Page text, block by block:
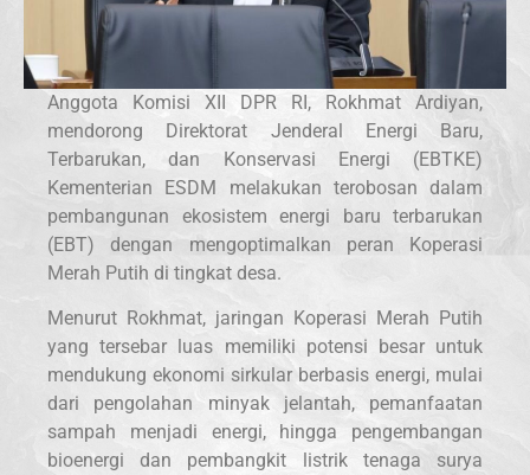
Anggota Komisi XII DPR RI, Rokhmat Ardiyan,
mendorong Direktorat Jenderal Energi Baru,
Terbarukan, dan Konservasi Energi (EBTKE)
Kementerian ESDM melakukan terobosan dalam
pembangunan ekosistem energi baru terbarukan
(EBT) dengan mengoptimalkan peran Koperasi
Merah Putih di tingkat desa.
Menurut Rokhmat, jaringan Koperasi Merah Putih
yang tersebar luas memiliki potensi besar untuk
mendukung ekonomi sirkular berbasis energi, mulai
dari pengolahan minyak jelantah, pemanfaatan
sampah menjadi energi, hingga pengembangan
bioenergi dan pembangkit listrik tenaga surya